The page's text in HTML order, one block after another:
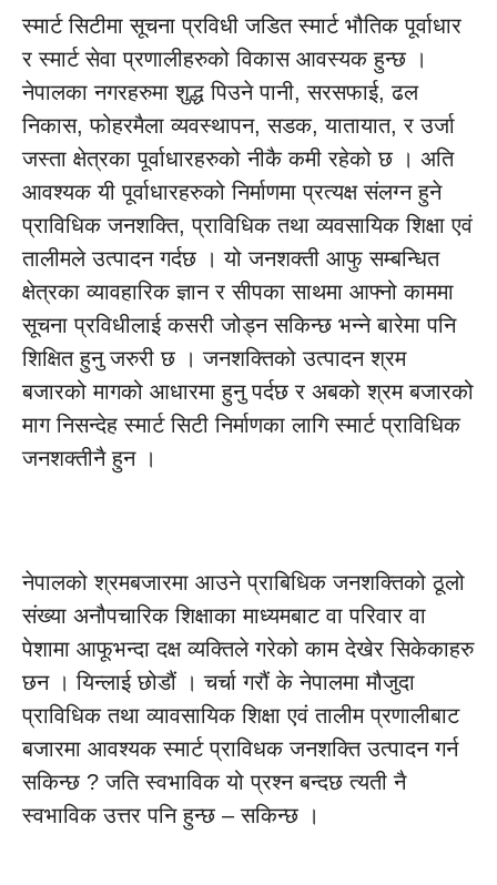
स्मार्ट सिटीमा सूचना प्रविधी जडित स्मार्ट भौतिक पूर्वाधार
र स्मार्ट सेवा प्रणालीहरुको विकास आवस्यक हुन्छ ।
नेपालका नगरहरुमा शुद्ध पिउने पानी, सरसफाई, ढल
निकास, फोहरमैला व्यवस्थापन, सडक, यातायात, र उर्जा
जस्ता क्षेत्रका पूर्वाधारहरुको नीकै कमी रहेको छ । अति
आवश्यक यी पूर्वाधारहरुको निर्माणमा प्रत्यक्ष संलग्न हुने
प्राविधिक जनशक्ति, प्राविधिक तथा व्यवसायिक शिक्षा एवं
तालीमले उत्पादन गर्दछ । यो जनशक्ती आफु सम्बन्धित
क्षेत्रका व्यावहारिक ज्ञान र सीपका साथमा आफ्नो काममा
सूचना प्रविधीलाई कसरी जोड्न सकिन्छ भन्ने बारेमा पनि
शिक्षित हुनु जरुरी छ । जनशक्तिको उत्पादन श्रम
बजारको मागको आधारमा हुनु पर्दछ र अबको श्रम बजारको
माग निसन्देह स्मार्ट सिटी निर्माणका लागि स्मार्ट प्राविधिक
जनशक्तीनै हुन ।
नेपालको श्रमबजारमा आउने प्राबिधिक जनशक्तिको ठूलो
संख्या अनौपचारिक शिक्षाका माध्यमबाट वा परिवार वा
पेशामा आफूभन्दा दक्ष व्यक्तिले गरेको काम देखेर सिकेकाहरु
छन । यिन्लाई छोडौं । चर्चा गरौं के नेपालमा मौजुदा
प्राविधिक तथा व्यावसायिक शिक्षा एवं तालीम प्रणालीबाट
बजारमा आवश्यक स्मार्ट प्राविधक जनशक्ति उत्पादन गर्न
सकिन्छ ? जति स्वभाविक यो प्रश्न बन्दछ त्यती नै
स्वभाविक उत्तर पनि हुन्छ – सकिन्छ ।